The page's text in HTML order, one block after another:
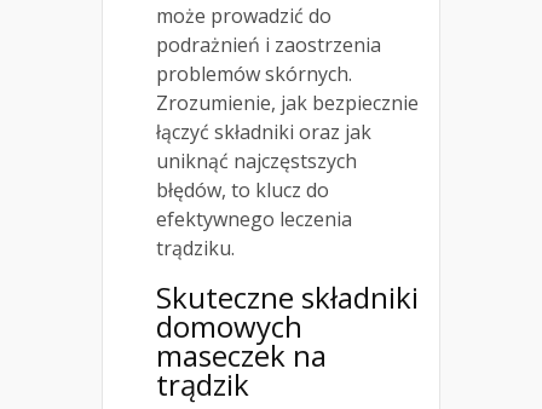
może prowadzić do
podrażnień i zaostrzenia
problemów skórnych.
Zrozumienie, jak bezpiecznie
łączyć składniki oraz jak
uniknąć najczęstszych
błędów, to klucz do
efektywnego leczenia
trądziku.
Skuteczne składniki
domowych
maseczek na
trądzik